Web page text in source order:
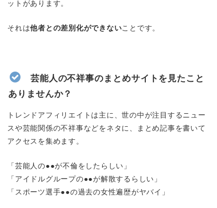
ットがあります。
それは他者との差別化ができないことです。
芸能人の不祥事のまとめサイトを見たこと
ありませんか？
トレンドアフィリエイトは主に、世の中が注目するニュー
スや芸能関係の不祥事などをネタに、まとめ記事を書いて
アクセスを集めます。
「芸能人の●●が不倫をしたらしい」
「アイドルグループの●●が解散するらしい」
「スポーツ選手●●の過去の女性遍歴がヤバイ」